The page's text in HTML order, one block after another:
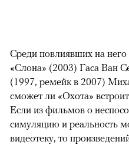
Среди повлиявших на
«Слона» (2003) Гаса Ван
(1997, ремейк в 2007)
сможет ли «Охота»
Если из фильмов о
симуляцию и реальность
видеотеку, то